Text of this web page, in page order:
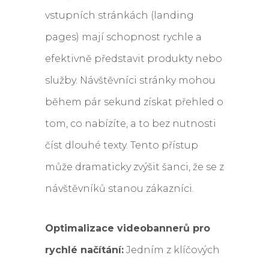
vstupních stránkách (landing
pages) mají schopnost rychle a
efektivně představit produkty nebo
služby. Návštěvníci stránky mohou
během pár sekund získat přehled o
tom, co nabízíte, a to bez nutnosti
číst dlouhé texty. Tento přístup
může dramaticky zvýšit šanci, že se z
návštěvníků stanou zákazníci.
Optimalizace videobannerů pro
rychlé načítání:Jedním z klíčových